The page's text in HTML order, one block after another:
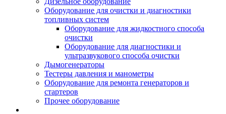
Оборудование для очистки и диагностики
топливных систем
Оборудование для жидкостного способа
очистки
Оборудование для диагностики и
ультразвукового способа очистки
Дымогенераторы
Тестеры давления и манометры
Оборудование для ремонта генераторов и
стартеров
Прочее оборудование